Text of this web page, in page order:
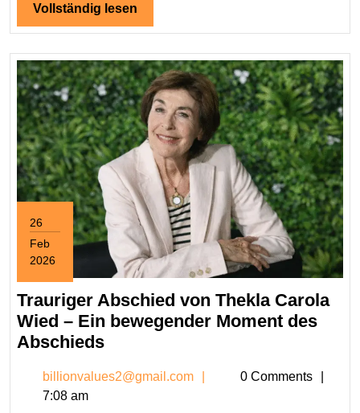
Vollständig lesen
lesen
26
Feb
2026
February
2026
Trauriger Abschied von Thekla Carola
Wied – Ein bewegender Moment des
AbschiedsTrauriger
von
billionvalues2@gmail.com
0 Comments
7:08 am